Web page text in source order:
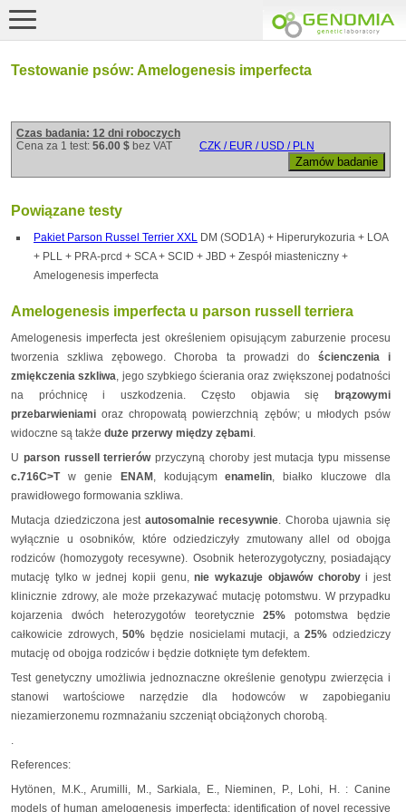
Testowanie psów: Amelogenesis imperfecta
Czas badania: 12 dni roboczych
Cena za 1 test: 56.00 $ bez VAT CZK / EUR / USD / PLN
Powiązane testy
Pakiet Parson Russel Terrier XXL DM (SOD1A) + Hiperurykozuria + LOA
+ PLL + PRA-prcd + SCA + SCID + JBD + Zespół miasteniczny +
Amelogenesis imperfecta
Amelogenesis imperfecta u parson russell terriera
Amelogenesis imperfecta jest określeniem opisującym zaburzenie procesu
tworzenia szkliwa zębowego. Choroba ta prowadzi do ścienczenia i
zmiękczenia szkliwa, jego szybkiego ścierania oraz zwiększonej podatności
na próchnicę i uszkodzenia. Często objawia się
brązowymi
przebarwieniami oraz chropowatą powierzchnią zębów; u młodych psów
widoczne są także duże przerwy między zębami.
U parson russell terrierówprzyczyną choroby jest mutacja typu missense
c.716C>Tw genie ENAM , kodującymenamelin, białko kluczowe dla
prawidłowego formowania szkliwa.
Mutacja dziedziczona jest autosomalnie recesywnie. Choroba ujawnia się
wyłącznie u osobników, które odziedziczyły zmutowany allel od obojga
rodziców (homozygoty recesywne). Osobnik heterozygotyczny, posiadający
mutację tylko w jednej kopii genu,nie wykazuje objawów chorobyi jest
klinicznie zdrowy, ale może przekazywać mutację potomstwu. W przypadku
kojarzenia dwóch heterozygotów teoretycznie25% potomstwa będzie
całkowicie zdrowych,50% będzie nosicielami mutacji, a25% odziedziczy
mutację od obojga rodziców i będzie dotknięte tym defektem.
Test genetyczny umożliwia jednoznaczne określenie genotypu zwierzęcia i
stanowi wartościowe narzędzie dla hodowców w zapobieganiu
niezamierzonemu rozmnażaniu szczeniąt obciążonych chorobą.
.
References:
Hytönen, M.K., Arumilli, M., Sarkiala, E., Nieminen, P., Lohi, H. : Canine
models of human amelogenesis imperfecta: identification of novel recessive